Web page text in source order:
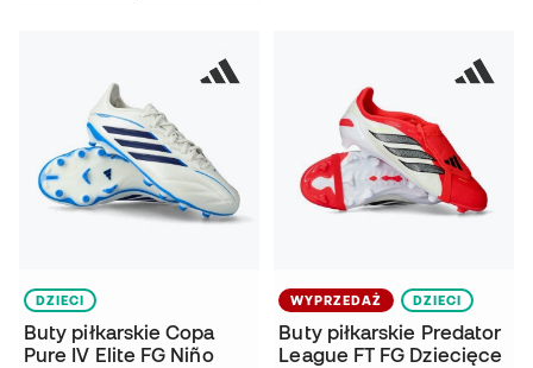
DZIECI
Buty piłkarskie Copa
Pure IV Elite FG Niño
WYPRZEDAŻ DZIECI
Buty piłkarskie Predator
League FT FG Dziecięce